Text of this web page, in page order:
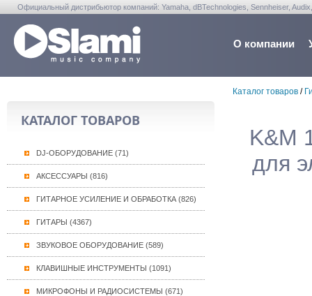
Официальный дистрибьютор компаний: Yamaha, dBTechnologies, Sennheiser,
О компании
КАТАЛОГ ТОВАРОВ
DJ-ОБОРУДОВАНИЕ (71)
АКСЕССУАРЫ (816)
ГИТАРНОЕ УСИЛЕНИЕ И ОБРАБОТКА (826)
ГИТАРЫ (4367)
ЗВУКОВОЕ ОБОРУДОВАНИЕ (589)
КЛАВИШНЫЕ ИНСТРУМЕНТЫ (1091)
МИКРОФОНЫ И РАДИОСИСТЕМЫ (671)
Каталог товаров/
K&M
для